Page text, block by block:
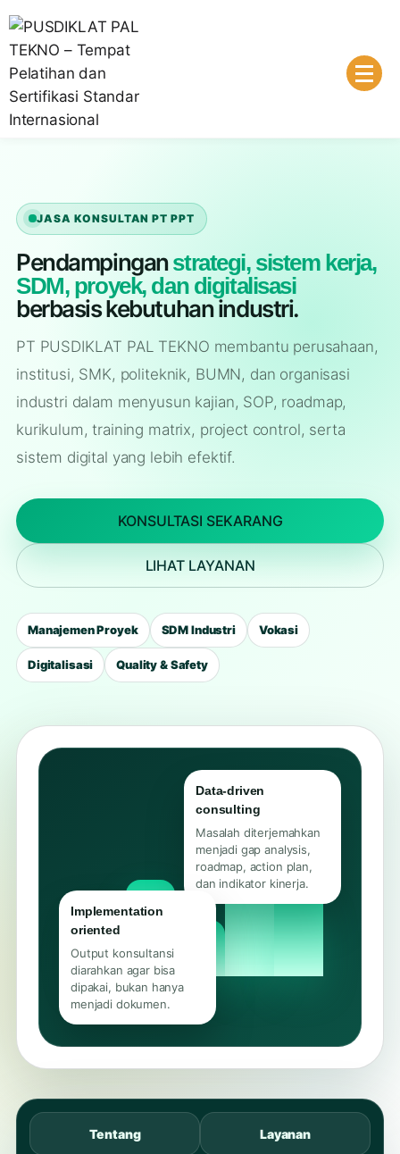
Internasional
Lembaga Pelatihan dan Sertifikasi Standar Internasional
JASA KONSULTAN PT PPT
Pendampinganstrategi, sistem kerja,
SDM, proyek, dan digitalisasi
berbasis kebutuhan industri.
PT PUSDIKLAT PAL TEKNO membantu perusahaan,
institusi, SMK, politeknik, BUMN, dan organisasi
industri dalam menyusun kajian, SOP, roadmap,
kurikulum, training matrix, project control, serta
sistem digital yang lebih efektif.
KONSULTASI SEKARANG
LIHAT LAYANAN
Manajemen Proyek SDM Industri Vokasi
Digitalisasi Quality & Safety
Data-driven
consulting
Masalah diterjemahkan
menjadi gap analysis,
roadmap, action plan,
dan indikator kinerja.
Implementation
oriented
Output konsultansi
diarahkan agar bisa
dipakai, bukan hanya
menjadi dokumen.
Tentang Layanan